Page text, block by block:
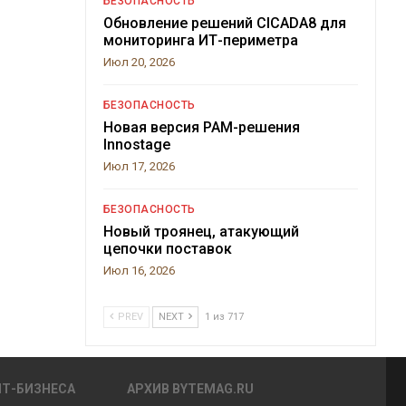
Обновление решений CICADA8 для
мониторинга ИТ-периметра
Июл 20, 2026
БЕЗОПАСНОСТЬ
Новая версия PAM-решения
Innostage
Июл 17, 2026
БЕЗОПАСНОСТЬ
Новый троянец, атакующий
цепочки поставок
Июл 16, 2026
PREV NEXT 1 из 717
БИЗНЕСА АРХИВ BYTEMAG.RU